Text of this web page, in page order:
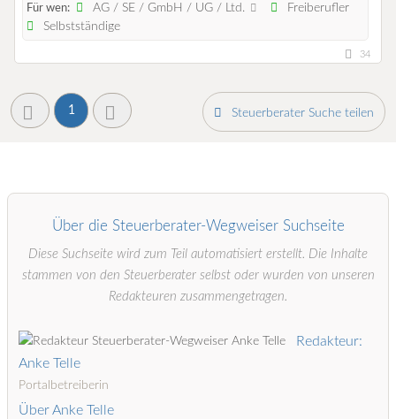
Für wen: AG / SE / GmbH / UG / Ltd.
Freiberufler
Selbstständige
34
1 Steuerberater Suche teilen
Über die Steuerberater-Wegweiser Suchseite
Diese Suchseite wird zum Teil automatisiert erstellt. Die Inhalte
stammen von den Steuerberater selbst oder wurden von unseren
Redakteuren zusammengetragen.
Redakteur:
Anke Telle
Portalbetreiberin
Über Anke Telle